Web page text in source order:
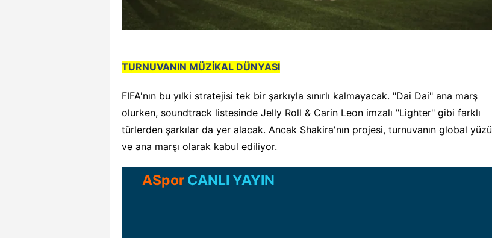
TURNUVANIN MÜZİKAL DÜNYASI
FIFA'nın bu yılki stratejisi tek bir şarkıyla sınırlı kalmayacak. "Dai Dai" ana marş
olurken, soundtrack listesinde Jelly Roll & Carin Leon imzalı "Lighter" gibi farklı
türlerden şarkılar da yer alacak. Ancak Shakira'nın projesi, turnuvanın global yüzü
ve ana marşı olarak kabul ediliyor.
ASpor CANLI YAYIN